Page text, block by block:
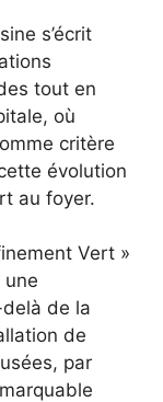
s’écrit
tout en
où
critère
évolution
au foyer.
Vert »
une
de la
de
par